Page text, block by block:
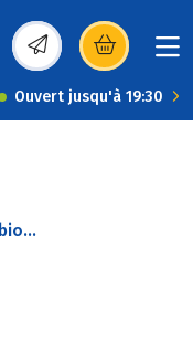
(s’ouvre dans une
Ouvert jusqu'à 19:30